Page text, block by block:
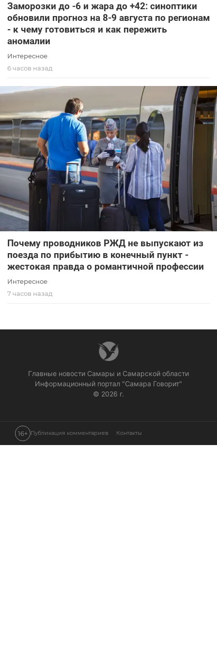
Заморозки до -6 и жара до +42: синоптики
обновили прогноз на 8-9 августа по регионам
- к чему готовиться и как пережить
аномалии
Интересное
6 часов назад
Почему проводников РЖД не выпускают из
поезда по прибытию в конечный пункт -
жестокая правда о романтичной профессии
Интересное
7 часов назад
Главные новости Самары и Самарской области
Информационный портал "Самара Говорит"
© 2026 г.
16+ Публикация комментариев Контакты